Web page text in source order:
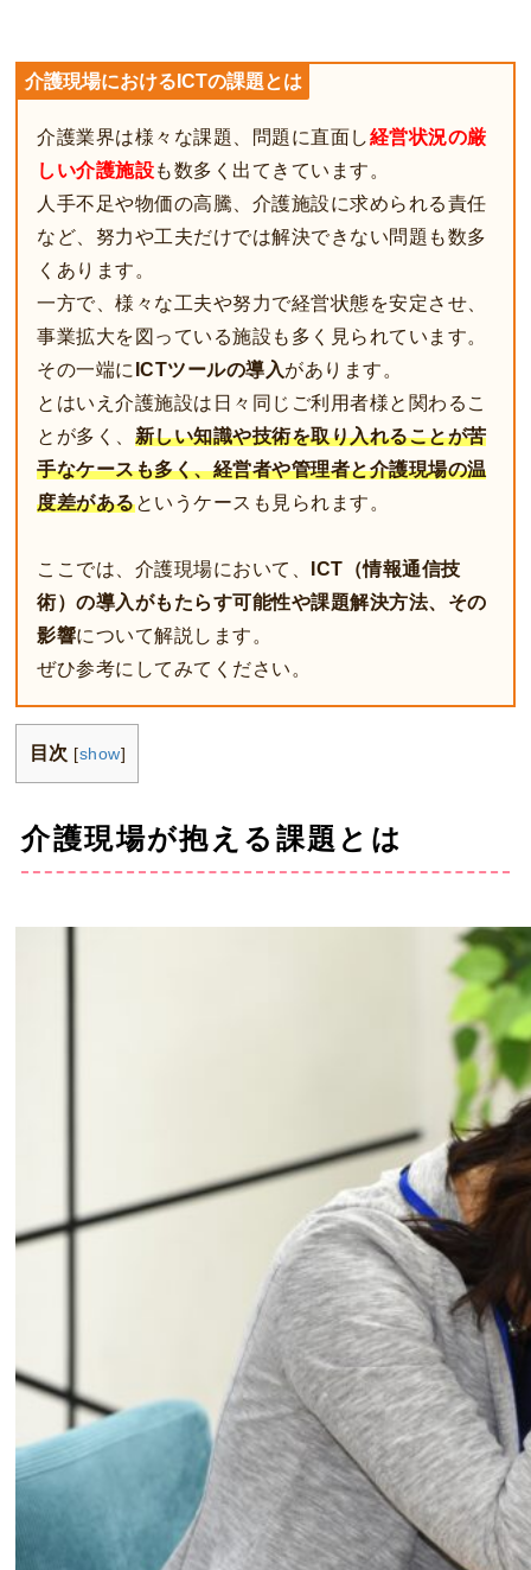
介護現場におけるICTの課題とは
介護業界は様々な課題、問題に直面し経営状況の厳
しい介護施設も数多く出てきています。
人手不足や物価の高騰、介護施設に求められる責任
など、努力や工夫だけでは解決できない問題も数多
くあります。
一方で、様々な工夫や努力で経営状態を安定させ、
事業拡大を図っている施設も多く見られています。
その一端に ICTツールの導入があります。
とはいえ介護施設は日々同じご利用者様と関わるこ
とが多く、 新しい知識や技術を取り入れることが苦
手なケースも多く、経営者や管理者と介護現場の温
度差があるというケースも見られます。
ここでは、介護現場において、
ICT（情報通信技
術）の導入がもたらす可能性や課題解決方法、その
影響について解説します。
ぜひ参考にしてみてください。
目次 [show]
介護現場が抱える課題とは